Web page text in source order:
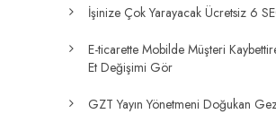
İşinize Çok Yarayacak Ücretsiz 6
E-ticarette Mobilde Müşteri
Et Değişimi Gör
GZT Yayın Yönetmeni Doğukan